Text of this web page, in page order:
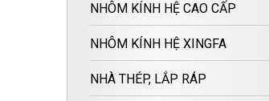
NHÔM KÍNH HỆ CAO CẤP
NHÔM KÍNH HỆ XINGFA
NHÀ THÉP, LẮP RÁP